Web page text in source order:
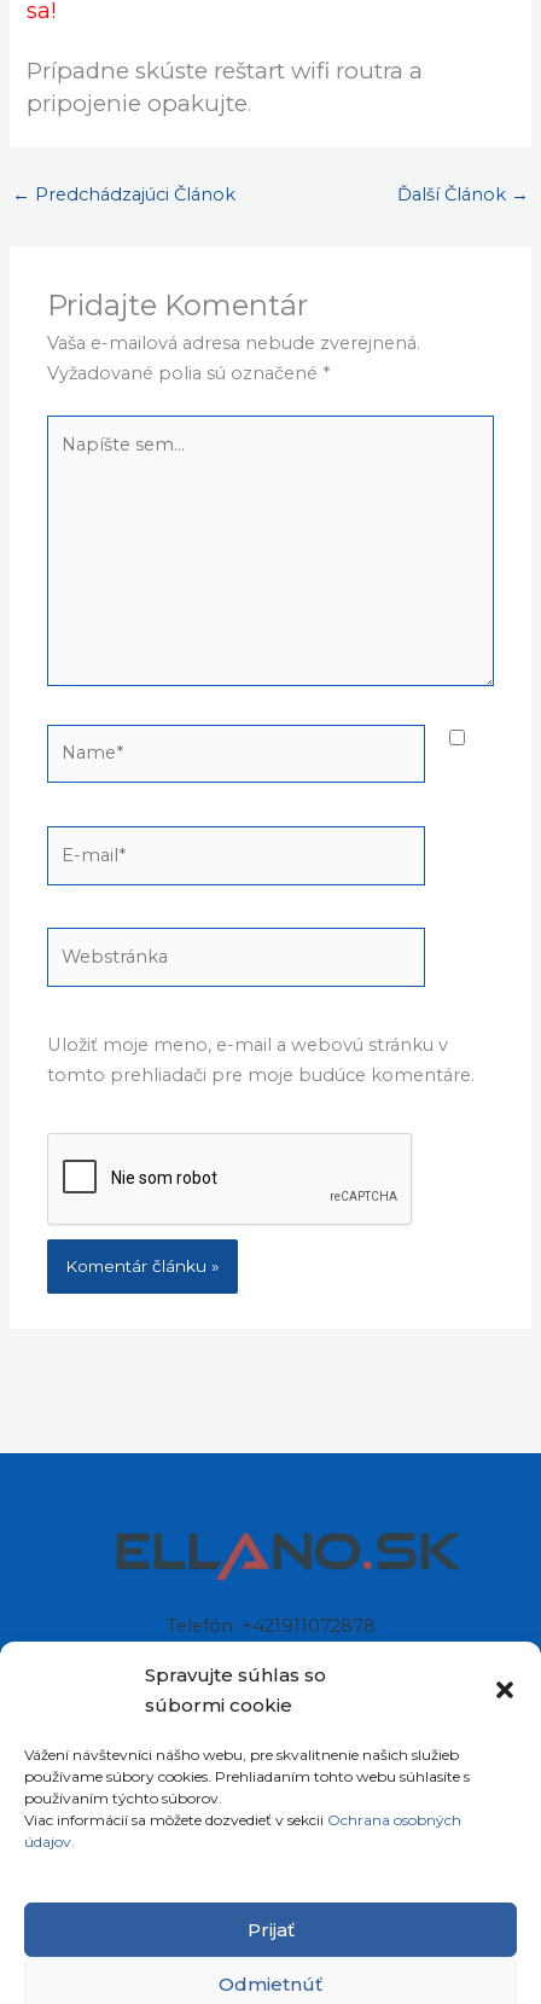
Spravujte súhlas so
súbormi cookie
Vážení návštevníci nášho webu, pre skvalitnenie našich služieb
používame súbory cookies. Prehliadaním tohto webu súhlasíte s
používaním týchto súborov.
Viac informácií sa môžete dozvedieť v sekcii Ochrana osobných
údajov.
Prijať
Odmietnúť
sa!
Prípadne skúste reštart wifi routra a
pripojenie opakujte.
← Predchádzajúci Článok Ďalší Článok →
Pridajte Komentár
Vaša e-mailová adresa nebude zverejnená.
Vyžadované polia sú označené *
sem...
Uložiť moje meno, e-mail a webovú stránku v
tomto prehliadači pre moje budúce komentáre.
Telefón: +421911072878
Sídlo: Štiavnička 211/49
Slovenská republika